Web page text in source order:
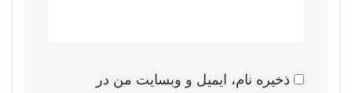
ذخیره نام، ایمیل و وبسایت من در